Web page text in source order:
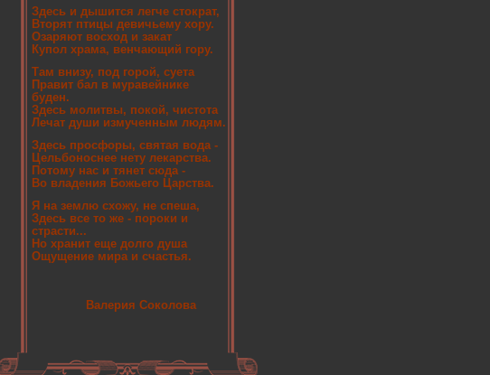
Здесь и дышится легче стократ,
Вторят птицы девичьему хору.
Озаряют восход и закат
Купол храма, венчающий гору.
Там внизу, под горой, суета
Правит бал в муравейнике
буден.
Здесь молитвы, покой, чистота
Лечат души измученным людям.
Здесь просфоры, святая вода -
Цельбоноснее нету лекарства.
Потому нас и тянет сюда -
Во владения Божьего Царства.
Я на землю схожу, не спеша,
Здесь все то же - пороки и
страсти...
Но хранит еще долго душа
Ощущение мира и счастья.
Валерия Соколова